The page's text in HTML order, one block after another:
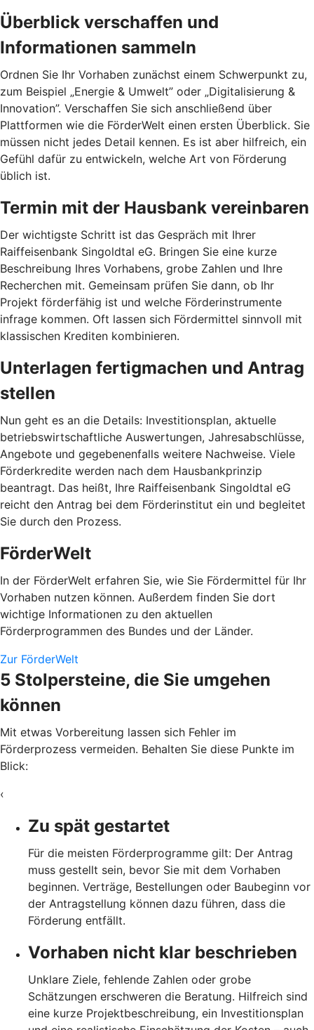
Überblick verschaffen und
Informationen sammeln
Ordnen Sie Ihr Vorhaben zunächst einem Schwerpunkt zu,
zum Beispiel „Energie & Umwelt” oder „Digitalisierung &
Innovation”. Verschaffen Sie sich anschließend über
Plattformen wie die FörderWelt einen ersten Überblick. Sie
müssen nicht jedes Detail kennen. Es ist aber hilfreich, ein
Gefühl dafür zu entwickeln, welche Art von Förderung
üblich ist.
Termin mit der Hausbank vereinbaren
Der wichtigste Schritt ist das Gespräch mit Ihrer
Raiffeisenbank Singoldtal eG. Bringen Sie eine kurze
Beschreibung Ihres Vorhabens, grobe Zahlen und Ihre
Recherchen mit. Gemeinsam prüfen Sie dann, ob Ihr
Projekt förderfähig ist und welche Förderinstrumente
infrage kommen. Oft lassen sich Fördermittel sinnvoll mit
klassischen Krediten kombinieren.
Unterlagen fertigmachen und Antrag
stellen
Nun geht es an die Details: Investitionsplan, aktuelle
betriebswirtschaftliche Auswertungen, Jahresabschlüsse,
Angebote und gegebenenfalls weitere Nachweise. Viele
Förderkredite werden nach dem Hausbankprinzip
beantragt. Das heißt, Ihre Raiffeisenbank Singoldtal eG
reicht den Antrag bei dem Förderinstitut ein und begleitet
Sie durch den Prozess.
FörderWelt
In der FörderWelt erfahren Sie, wie Sie Fördermittel für Ihr
Vorhaben nutzen können. Außerdem finden Sie dort
wichtige Informationen zu den aktuellen
Förderprogrammen des Bundes und der Länder.
Zur FörderWelt
5 Stolpersteine, die Sie umgehen
können
Mit etwas Vorbereitung lassen sich Fehler im
Förderprozess vermeiden. Behalten Sie diese Punkte im
Blick:
‹
Zu spät gestartet
Für die meisten Förderprogramme gilt: Der Antrag
muss gestellt sein, bevor Sie mit dem Vorhaben
beginnen. Verträge, Bestellungen oder Baubeginn vor
der Antragstellung können dazu führen, dass die
Förderung entfällt.
Vorhaben nicht klar beschrieben
Unklare Ziele, fehlende Zahlen oder grobe
Schätzungen erschweren die Beratung. Hilfreich sind
eine kurze Projektbeschreibung, ein Investitionsplan